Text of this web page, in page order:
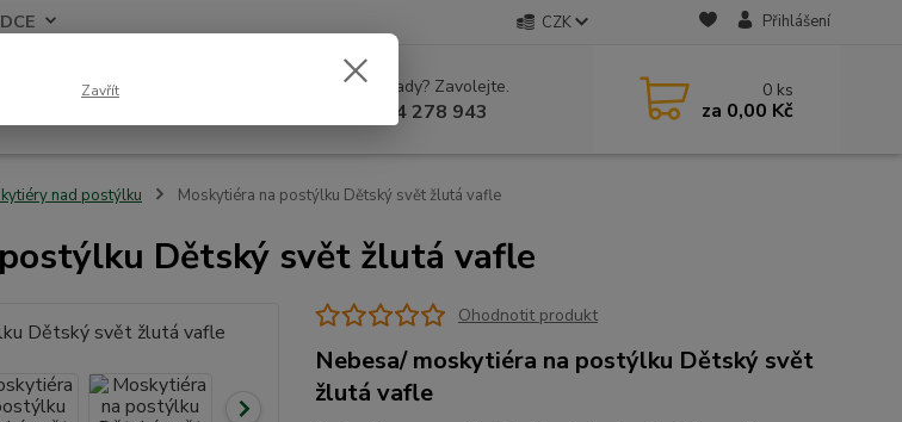
CZK Přihlášení
Hledat Nevíte si rady? Zavolejte.
+420 604 278 943
0 ks
za 0,00 Kč
nad postýlku Moskytiéra na postýlku Dětský svět žlutá vafle
Dětský svět žlutá vafle
Ohodnotit produkt
Nebesa/ moskytiéra na postýlku Dětský svět
žlutá vafle
Zavřít